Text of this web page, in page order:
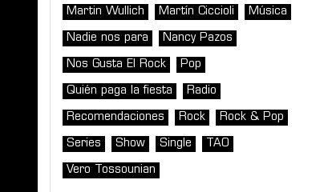
Martin Wullich Martín Ciccioli Música
Nadie nos para Nancy Pazos
Nos Gusta El Rock Pop
Quién paga la fiesta Radio
Recomendaciones Rock Rock & Pop
Series Show Single TAO
Vero Tossounian